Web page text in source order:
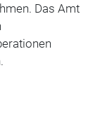
Das Amt